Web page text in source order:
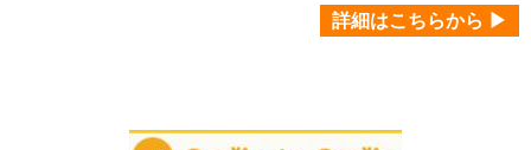
詳細はこちらから ▶